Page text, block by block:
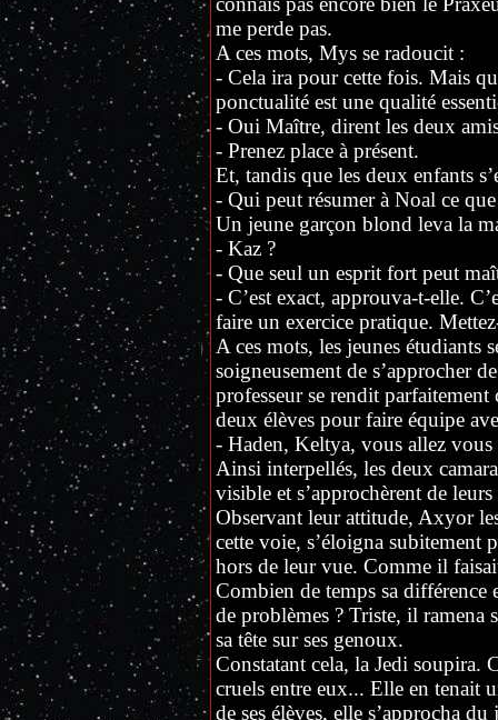
me perde pas.
A ces mots, Mys se radoucit :
- Cela ira pour cette fois. Mais
ponctualité est une qualité
- Oui Maître, dirent les deux
- Prenez place à présent.
Et, tandis que les deux enfants
- Qui peut résumer à Noal ce
Un jeune garçon blond leva la
- Kaz ?
- Que seul un esprit fort peut
- C’est exact, approuva-t-elle.
faire un exercice pratique.
A ces mots, les jeunes étudiants
soigneusement de s’approcher
professeur se rendit
deux élèves pour faire équipe
- Haden, Keltya, vous allez
Ainsi interpellés, les deux
visible et s’approchèrent de
Observant leur attitude, Axyor
cette voie, s’éloigna subitement
hors de leur vue. Comme il
Combien de temps sa différence
de problèmes ? Triste, il ramena
sa tête sur ses genoux.
Constatant cela, la Jedi soupira.
cruels entre eux... Elle en tenait
de ses élèves, elle s’approcha